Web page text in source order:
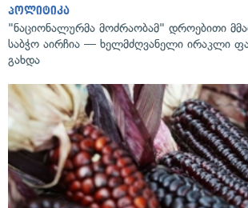
პოლიტიკა
"ნაციონალურმა მოძრაობამ" დროებითი
საბჭო აირჩია — ხელმძღვანელი ირაკლი
გახდა